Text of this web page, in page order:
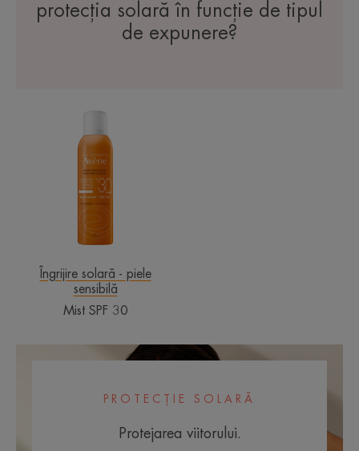
protecția solară în funcție de tipul
de expunere?
30
Îngrijire solară - piele
sensibilă
Mist SPF 30
PROTECȚIE SOLARĂ
Protejarea viitorului.